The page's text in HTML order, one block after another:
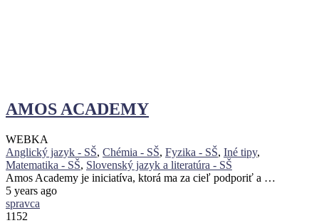
AMOS ACADEMY
WEBKA
Anglický jazyk - SŠ, Chémia - SŠ, Fyzika - SŠ, Iné tipy,
Matematika - SŠ, Slovenský jazyk a literatúra - SŠ
Amos Academy je iniciatíva, ktorá ma za cieľ podporiť a …
5 years ago
spravca
1152